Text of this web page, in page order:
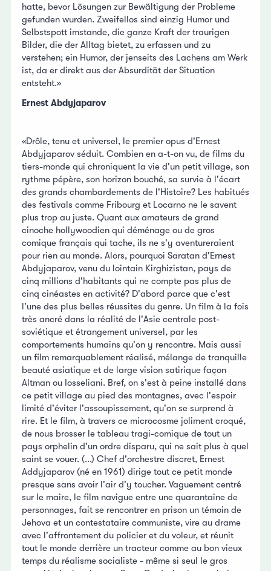
hatte, bevor Lösungen zur Bewältigung der Probleme
gefunden wurden. Zweifellos sind einzig Humor und
Selbstspott imstande, die ganze Kraft der traurigen
Bilder, die der Alltag bietet, zu erfassen und zu
verstehen; ein Humor, der jenseits des Lachens am Werk
ist, da er direkt aus der Absurdität der Situation
entsteht.»
Ernest Abdyjaparov
«Drôle, tenu et universel, le premier opus d'Ernest
Abdyjaparov séduit. Combien en a-t-on vu, de films du
tiers-monde qui chroniquent la vie d'un petit village, son
rythme pépère, son horizon bouché, sa survie à l'écart
des grands chambardements de l'Histoire? Les habitués
des festivals comme Fribourg et Locarno ne le savent
plus trop au juste. Quant aux amateurs de grand
cinoche hollywoodien qui déménage ou de gros
comique français qui tache, ils ne s'y aventureraient
pour rien au monde. Alors, pourquoi Saratan d'Ernest
Abdyjaparov, venu du lointain Kirghizistan, pays de
cinq millions d'habitants qui ne compte pas plus de
cinq cinéastes en activité? D'abord parce que c'est
l'une des plus belles réussites du genre. Un film à la fois
très ancré dans la réalité de l'Asie centrale post-
soviétique et étrangement universel, par les
comportements humains qu'on y rencontre. Mais aussi
un film remarquablement réalisé, mélange de tranquille
beauté asiatique et de large vision satirique façon
Altman ou Iosseliani. Bref, on s'est à peine installé dans
ce petit village au pied des montagnes, avec l'espoir
limité d'éviter l'assoupissement, qu'on se surprend à
rire. Et le film, à travers ce microcosme joliment croqué,
de nous brosser le tableau tragi-comique de tout un
pays orphelin d'un ordre disparu, qui ne sait plus à quel
saint se vouer. (...) Chef d'orchestre discret, Ernest
Addyjaparov (né en 1961) dirige tout ce petit monde
presque sans avoir l'air d'y toucher. Vaguement centré
sur le maire, le film navigue entre une quarantaine de
personnages, fait se rencontrer en prison un témoin de
Jehova et un contestataire communiste, vire au drame
avec l'affrontement du policier et du voleur, et réunit
tout le monde derrière un tracteur comme au bon vieux
temps du réalisme socialiste - même si seul le gros